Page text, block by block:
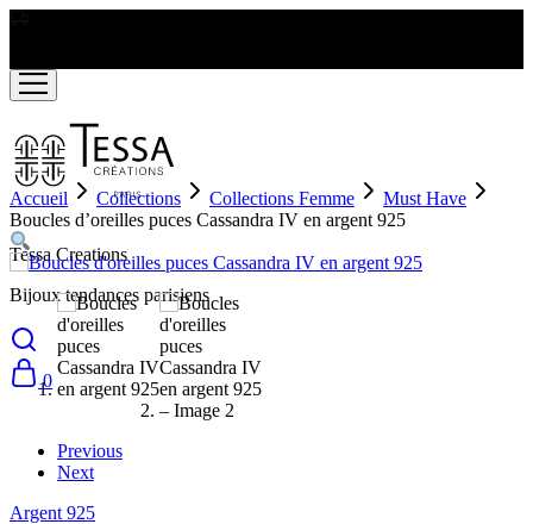
Tessa Creations
Bijoux tendances parisiens
0
Accueil Collections Collections Femme
Must Have
Boucles d’oreilles puces Cassandra IV en argent 925
Previous
Next
Argent 925